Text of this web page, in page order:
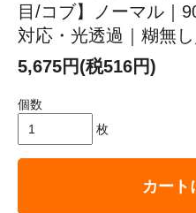
目/コブ】ノーマル｜
対応・光透過｜糊無
5,675円(税516円)
個数
枚
カート